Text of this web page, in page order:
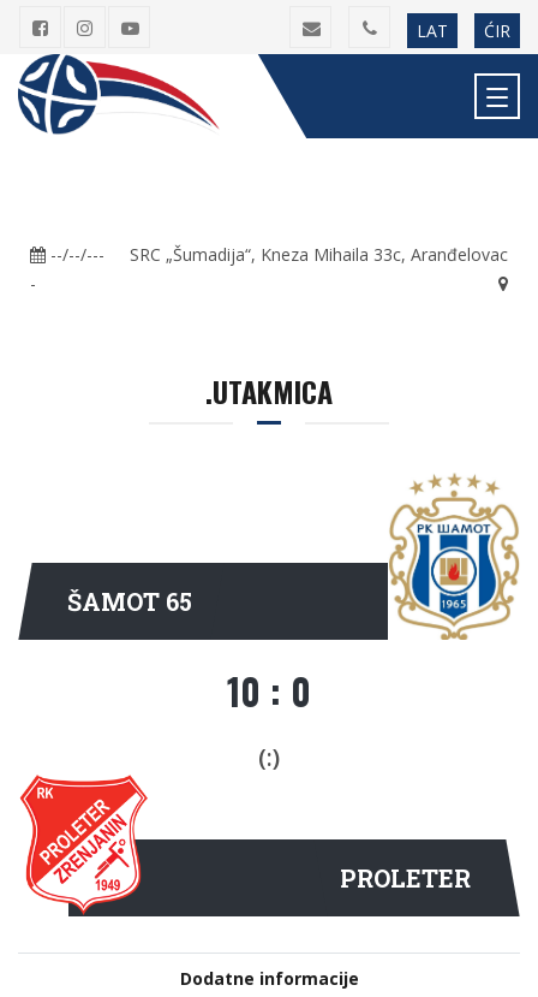
LAT ĆIR
--/--/---
-
SRC „Šumadija“, Kneza Mihaila 33c, Aranđelovac
.UTAKMICA
ŠAMOT 65
10 : 0
(:)
PROLETER
Dodatne informacije